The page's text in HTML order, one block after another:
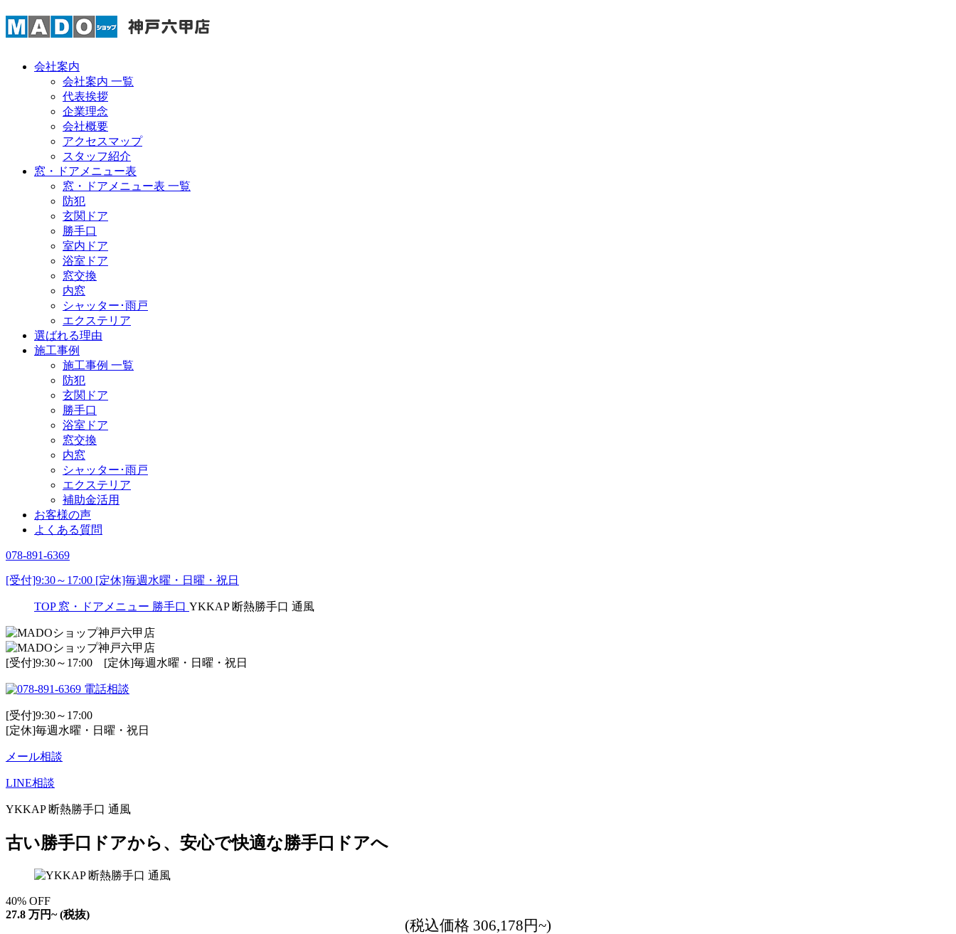
会社案内
会社案内 一覧
代表挨拶
企業理念
会社概要
アクセスマップ
スタッフ紹介
窓・ドアメニュー表
窓・ドアメニュー表 一覧
防犯
玄関ドア
勝手口
室内ドア
浴室ドア
窓交換
内窓
シャッター･雨戸
エクステリア
選ばれる理由
施工事例
施工事例 一覧
防犯
玄関ドア
勝手口
浴室ドア
窓交換
内窓
シャッター･雨戸
エクステリア
補助金活用
お客様の声
よくある質問
078-891-6369
[受付]9:30～17:00 [定休]毎週水曜・日曜・祝日
TOP 窓・ドアメニュー 勝手口 YKKAP 断熱勝手口 通風
[受付]9:30～17:00 [定休]毎週水曜・日曜・祝日
電話相談
[受付]9:30～17:00
[定休]毎週水曜・日曜・祝日
メール相談
LINE相談
YKKAP 断熱勝手口 通風
古い勝手口ドアから、安心で快適な勝手口ドアへ
40% OFF
27.8 万円~(税抜)
(税込価格 306,178円~)